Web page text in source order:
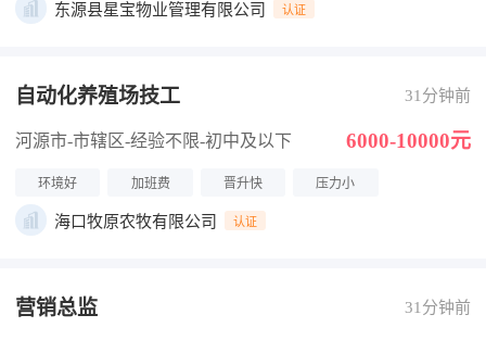
东源县星宝物业管理有限公司 认证
自动化养殖场技工 31分钟前
河源市-市辖区-经验不限-初中及以下 6000-10000元
环境好 加班费 晋升快 压力小
海口牧原农牧有限公司 认证
营销总监 31分钟前